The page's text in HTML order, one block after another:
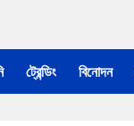
ট্রেন্ডিং বিনোদন